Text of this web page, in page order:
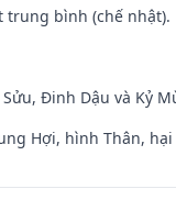
trung bình (chế nhật).
Đinh Dậu và Kỷ
Hợi, hình Thân,